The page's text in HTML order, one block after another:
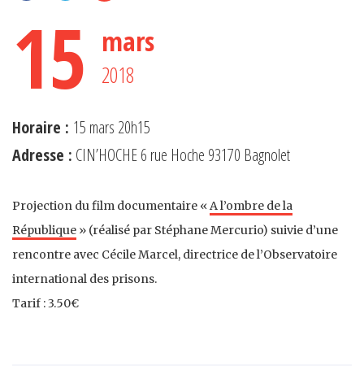
15 mars
2018
Horaire : 15 mars 20h15
Adresse : CIN’HOCHE 6 rue Hoche 93170 Bagnolet
Projection du film documentaire « A l’ombre de la
République » (réalisé par Stéphane Mercurio) suivie d’une
rencontre avec Cécile Marcel, directrice de l’Observatoire
international des prisons.
Tarif : 3.50€